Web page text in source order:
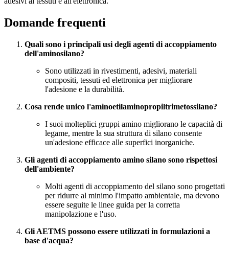
Domande frequenti
Quali sono i principali usi degli agenti di accoppiamento
dell'aminosilano?
Sono utilizzati in rivestimenti, adesivi, materiali
compositi, tessuti ed elettronica per migliorare
l'adesione e la durabilità.
Cosa rende unico l'aminoetilaminopropiltrimetossilano?
I suoi molteplici gruppi amino migliorano le capacità di
legame, mentre la sua struttura di silano consente
un'adesione efficace alle superfici inorganiche.
Gli agenti di accoppiamento amino silano sono rispettosi
dell'ambiente?
Molti agenti di accoppiamento del silano sono progettati
per ridurre al minimo l'impatto ambientale, ma devono
essere seguite le linee guida per la corretta
manipolazione e l'uso.
Gli AETMS possono essere utilizzati in formulazioni a
base d'acqua?